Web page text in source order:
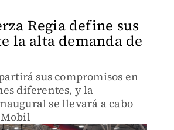
Regia define sus
la alta demanda de
sus compromisos en
diferentes, y la
se llevará a cabo